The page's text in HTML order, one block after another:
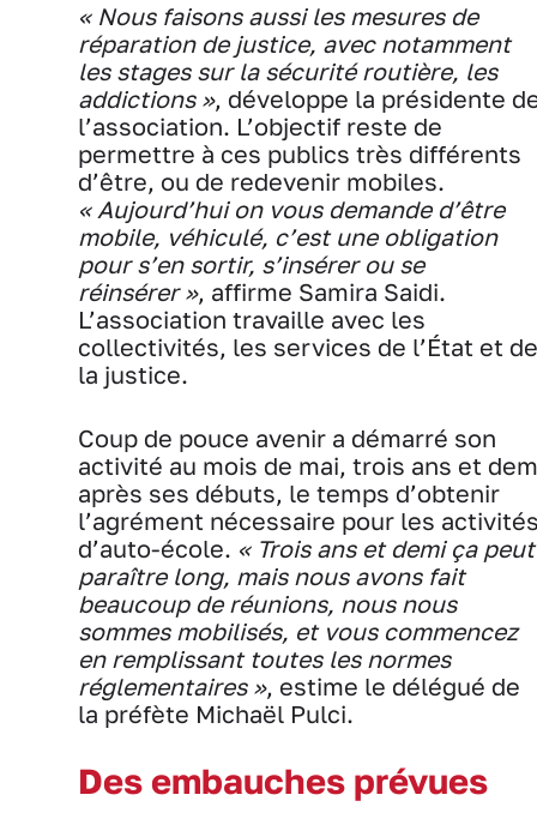
« Nous faisons aussi les mesures de
réparation de justice, avec notamment
les stages sur la sécurité routière, les
addictions », développe la présidente
l’association. L’objectif reste de
permettre à ces publics très différents
d’être, ou de redevenir mobiles.
« Aujourd’hui on vous demande d’être
mobile, véhiculé, c’est une obligation
pour s’en sortir, s’insérer ou se
réinsérer », affirme Samira Saidi.
L’association travaille avec les
collectivités, les services de l’État et de
la justice.
Coup de pouce avenir a démarré son
activité au mois de mai, trois ans et
après ses débuts, le temps d’obtenir
l’agrément nécessaire pour les
d’auto-école. « Trois ans et demi ça peut
paraître long, mais nous avons fait
beaucoup de réunions, nous nous
sommes mobilisés, et vous commencez
en remplissant toutes les normes
réglementaires », estime le délégué de
la préfète Michaël Pulci.
Des embauches prévues